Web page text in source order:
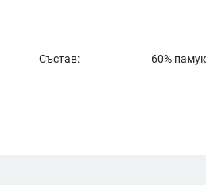
Състав:
60%